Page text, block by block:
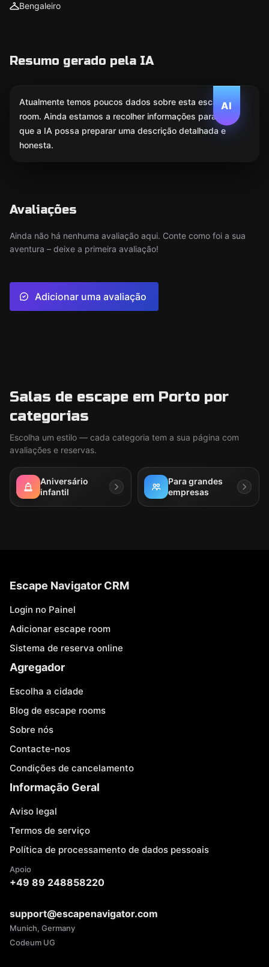
Bengaleiro
Resumo gerado pela IA
AI
Atualmente temos poucos dados sobre esta escape
room. Ainda estamos a recolher informações para
que a IA possa preparar uma descrição detalhada e
honesta.
Avaliações
Ainda não há nenhuma avaliação aqui. Conte como foi a sua
aventura – deixe a primeira avaliação!
Adicionar uma avaliação
Salas de escape em Porto por
categorias
Escolha um estilo — cada categoria tem a sua página com
avaliações e reservas.
Aniversário
infantil
Para grandes
empresas
Escape Navigator CRM
Login no Painel
Adicionar escape room
Sistema de reserva online
Agregador
Escolha a cidade
Blog de escape rooms
Sobre nós
Contacte-nos
Condições de cancelamento
Informação Geral
Aviso legal
Termos de serviço
Política de processamento de dados pessoais
Apoio
+49 89 248858220
support@escapenavigator.com
Munich, Germany
Codeum UG